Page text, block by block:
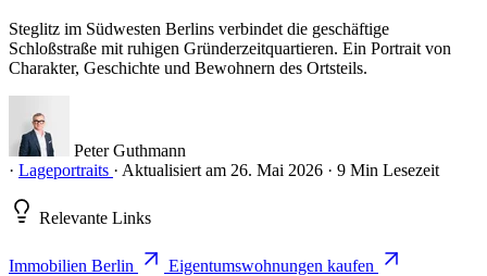
Steglitz im Südwesten Berlins verbindet die geschäftige
Schloßstraße mit ruhigen Gründerzeitquartieren. Ein Portrait von
Charakter, Geschichte und Bewohnern des Ortsteils.
Peter Guthmann
· Lageportraits · Aktualisiert am 26. Mai 2026 · 9 Min Lesezeit
Relevante Links
Immobilien Berlin
Eigentumswohnungen kaufen